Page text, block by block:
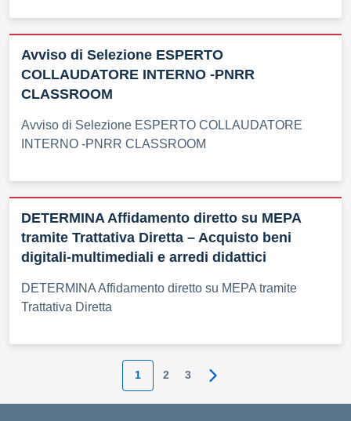
Avviso di Selezione ESPERTO
COLLAUDATORE INTERNO -PNRR
CLASSROOM
Avviso di Selezione ESPERTO COLLAUDATORE
INTERNO -PNRR CLASSROOM
DETERMINA Affidamento diretto su MEPA
tramite Trattativa Diretta – Acquisto beni
digitali-multimediali e arredi didattici
DETERMINA Affidamento diretto su MEPA tramite
Trattativa Diretta
1 2 3 Pagina successiva